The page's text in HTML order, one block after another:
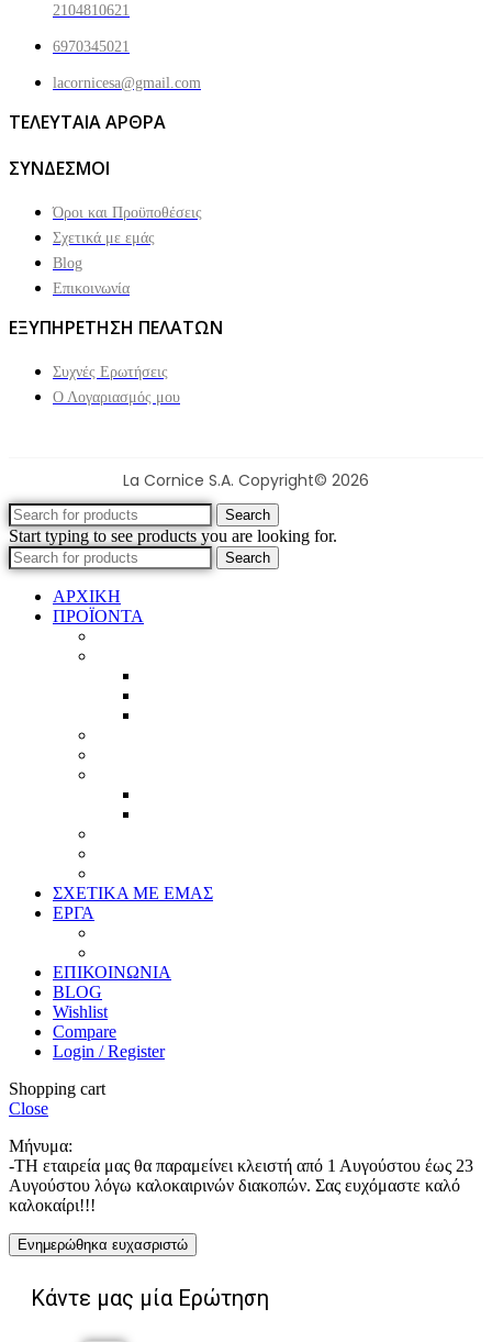
2104810621
6970345021
lacornicesa@gmail.com
ΤΕΛΕΥΤΑΙΑ ΑΡΘΡΑ
ΣΥΝΔΕΣΜΟΙ
Όροι και Προϋποθέσεις
Σχετικά με εμάς
Blog
Επικοινωνία
ΕΞΥΠΗΡΕΤΗΣΗ ΠΕΛΑΤΩΝ
Συχνές Ερωτήσεις
Ο Λογαριασμός μου
La Cornice S.A. Copyright© 2026
Search
Start typing to see products you are looking for.
Search
ΑΡΧΙΚΗ
ΠΡΟΪΟΝΤΑ
ΣΧΕΤΙΚΑ ΜΕ ΕΜΑΣ
ΕΡΓΑ
ΕΠΙΚΟΙΝΩΝΙΑ
BLOG
Wishlist
Compare
Login / Register
Shopping cart
Close
Μήνυμα:
-ΤΗ εταιρεία μας θα παραμείνει κλειστή από 1 Αυγούστου έως 23
Αυγούστου λόγω καλοκαιρινών διακοπών. Σας ευχόμαστε καλό
καλοκαίρι!!!
Ενημερώθηκα ευχασριστώ
Κάντε μας μία Ερώτηση